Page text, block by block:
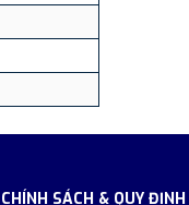
CHÍNH SÁCH & QUY ĐỊNH